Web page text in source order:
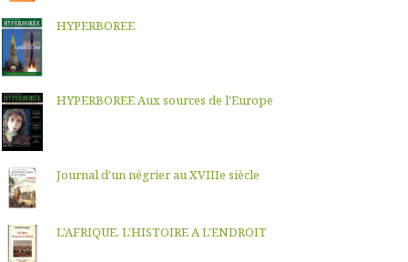
HYPERBOREE
HYPERBOREE Aux sources de l'Europe
Journal d'un négrier au XVIIIe siècle
L'AFRIQUE, L'HISTOIRE A L'ENDROIT